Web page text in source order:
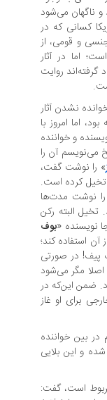
و ناگهان می‌شود
کسانی که در
و قومی، از
اما در آثار
روایت
نشدن آثار
تیراژ کتاب‌ها ۱۰ هزار نسخه بود، اما امروز با
که نویسنده و خواننده
می‌نویسم آن را
» را نوشت گفت،
تخیل کرده است.
نوشت مدت‌ها
تخیل البته رکن
نویسنده «بوف
استفاده کند؛
در صورتی
اصلا مگر می‌شود
ضمن این‌که در
برای او غاز
بین خواننده
و این بلایی
است، گفت:‌